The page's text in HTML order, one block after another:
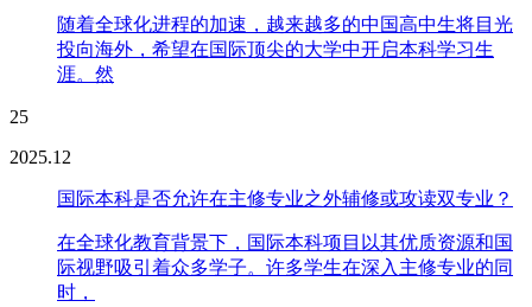
随着全球化进程的加速，越来越多的中国高中生将目光
投向海外，希望在国际顶尖的大学中开启本科学习生
涯。然
25
2025.12
国际本科是否允许在主修专业之外辅修或攻读双专业？
在全球化教育背景下，国际本科项目以其优质资源和国
际视野吸引着众多学子。许多学生在深入主修专业的同
时，